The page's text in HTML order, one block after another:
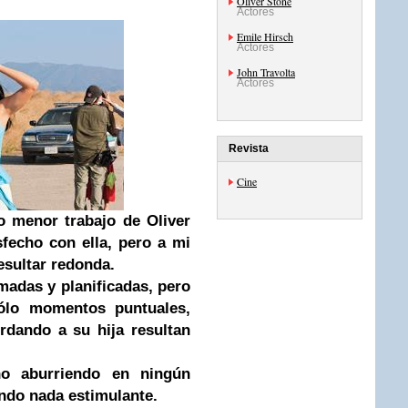
menor trabajo deOliver
con ella, pero a mi
redonda.
y planificadas, pero
momentos puntuales,
a su hija resultan
aburriendo en ningún
nada estimulante.
Actores
Emile Hirsch
Actores
John Travolta
Actores
Revista
Cine